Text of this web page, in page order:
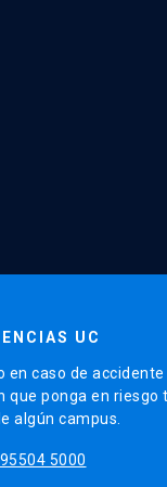
UC
en caso de accidente
que ponga en riesgo
algún campus.
5000